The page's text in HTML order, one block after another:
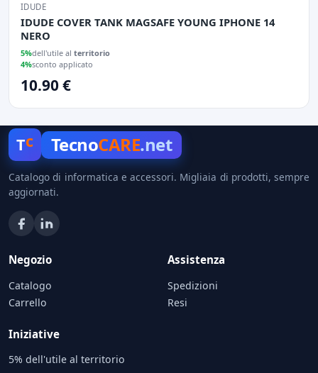
IDUDE
IDUDE COVER TANK MAGSAFE YOUNG IPHONE 14
NERO
5%dell'utile al territorio
4%sconto applicato
10.90 €
Tc TecnoCARE.net
Catalogo di informatica e accessori. Migliaia di prodotti, sempre
aggiornati.
Negozio
Catalogo
Carrello
Assistenza
Spedizioni
Resi
Iniziative
5% dell'utile al territorio